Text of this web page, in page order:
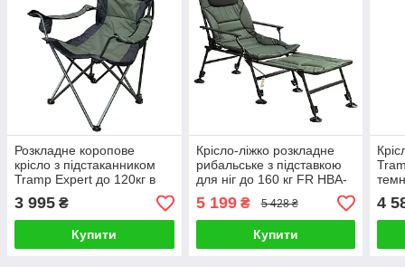
Розкладне коропове
крісло з підстаканником
Tramp Expert до 120кг в
чохлі
3 995 ₴
Купити
Крісло-ліжко розкладне
рибальське з підставкою
для ніг до 160 кг FR HBA-
1009
5 199₴ 5 428 ₴
Купити
4